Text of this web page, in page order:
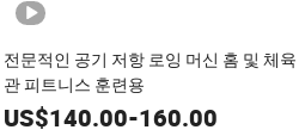
전문적인 공기 저항 로잉 머신 홈 및 체육
관 피트니스 훈련용
US$140.00-160.00